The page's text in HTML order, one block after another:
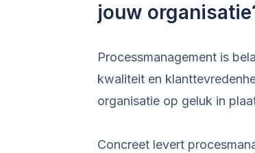
jouw
Processmanagement is
kwaliteit en
organisatie op geluk in
Concreet levert